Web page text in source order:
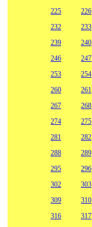
225
226
232
233
239
240
246
247
253
254
260
261
267
268
274
275
281
282
288
289
295
296
302
303
309
310
316
317